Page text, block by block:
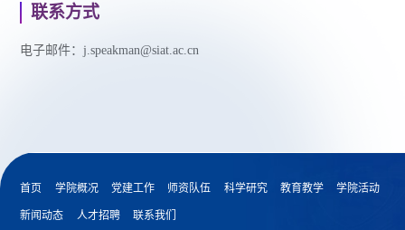
联系方式
电子邮件：j.speakman@siat.ac.cn
首页 学院概况 党建工作 师资队伍 科学研究 教育教学 学院活动
新闻动态 人才招聘 联系我们